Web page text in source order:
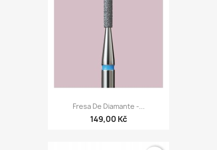
Fresa De Diamante -...
149,00 Kč